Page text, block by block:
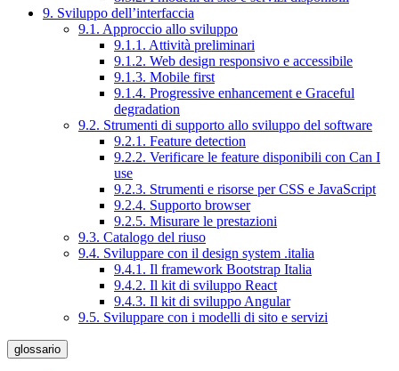
9. Sviluppo dell’interfaccia
9.1. Approccio allo sviluppo
9.1.1. Attività preliminari
9.1.2. Web design responsivo e accessibile
9.1.3. Mobile first
9.1.4. Progressive enhancement e Graceful
degradation
9.2. Strumenti di supporto allo sviluppo del software
9.2.1. Feature detection
9.2.2. Verificare le feature disponibili con Can I
use
9.2.3. Strumenti e risorse per CSS e JavaScript
9.2.4. Supporto browser
9.2.5. Misurare le prestazioni
9.3. Catalogo del riuso
9.4. Sviluppare con il design system .italia
9.4.1. Il framework Bootstrap Italia
9.4.2. Il kit di sviluppo React
9.4.3. Il kit di sviluppo Angular
9.5. Sviluppare con i modelli di sito e servizi
glossario